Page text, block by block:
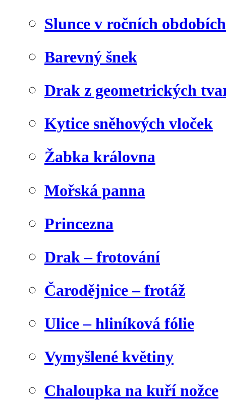
Slunce v ročních obdobích
Barevný šnek
Drak z geometrických
Kytice sněhových vloček
Žabka královna
Mořská panna
Princezna
Drak – frotování
Čarodějnice – frotáž
Ulice – hliníková fólie
Vymyšlené květiny
Chaloupka na kuří nožce